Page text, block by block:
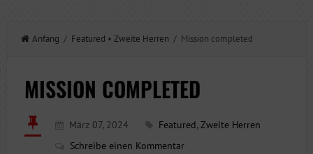
Anfang / Featured • Zweite Herren / Mission completed
MISSION COMPLETED
März 07, 2024 Featured, Zweite Herren
Schreibe einen Kommentar